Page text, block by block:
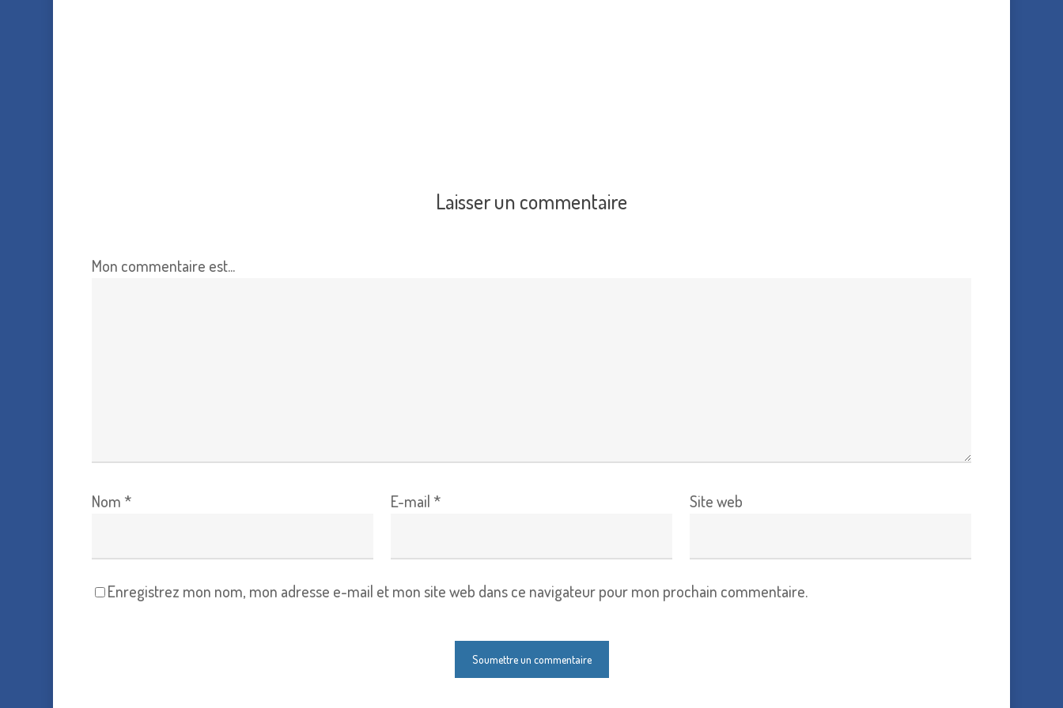
Laisser un commentaire
Mon commentaire est...
Nom * E-mail * Site web
Enregistrez mon nom, mon adresse e-mail et mon site web dans ce navigateur pour mon prochain commentaire.